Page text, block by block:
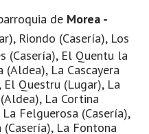
de Morea -
Riondo (Casería), Los
(Casería), El Quentu la
(Aldea), La Cascayera
El Questru (Lugar), La
La Cortina
Felguerosa (Casería),
La Fontona